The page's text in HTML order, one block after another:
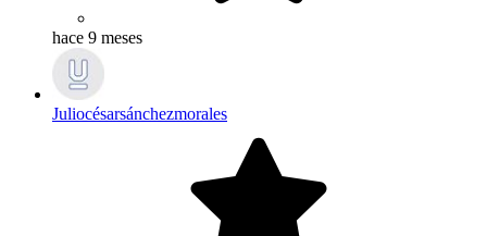
hace 9 meses
Juliocésarsánchezmorales